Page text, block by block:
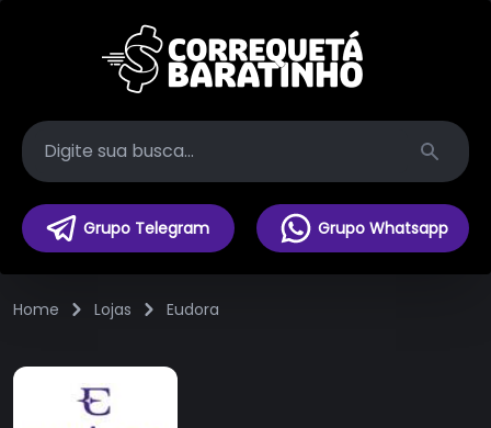
Search
Grupo Telegram Grupo Whatsapp
Home Lojas Eudora